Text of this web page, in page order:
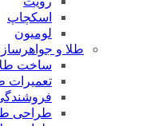
اسکچاپ
لومیون
طلا و
ساخت
تعمیرات
طراحی